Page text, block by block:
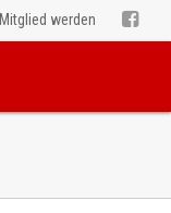
Mitglied werden